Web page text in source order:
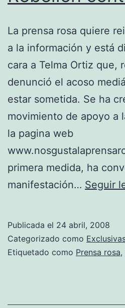
La prensa rosa quiere
a la información y está
cara a Telma Ortiz que,
denunció el acoso
estar sometida. Se ha
movimiento de apoyo a
la pagina web
primera medida, ha
manifestación… Seguir
Publicada el 24 abril, 2008
Categorizado como
Etiquetado como Prensa rosa,